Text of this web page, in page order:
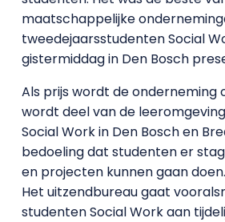
maatschappelijke
tweedejaarsstudenten Social
gistermiddag in Den Bosch
Als prijs wordt de onderneming
wordt deel van de
Social Work in Den Bosch en
bedoeling dat studenten er
en projecten kunnen gaan doen.
Het uitzendbureau gaat
studenten Social Work aan